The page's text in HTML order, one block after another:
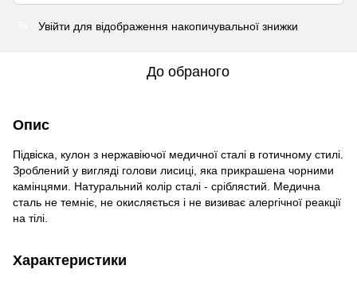
Увійти для відображення накопичувальної знижки
До обраного
Опис
Підвіска, кулон з нержавіючої медичної сталі в готичному стилі.
Зроблений у вигляді голови лисиці, яка прикрашена чорними
камінцями. Натуральний колір сталі - сріблястий. Медична
сталь не темніє, не окисляється і не визиває алергічної реакції
на тілі.
Характеристики